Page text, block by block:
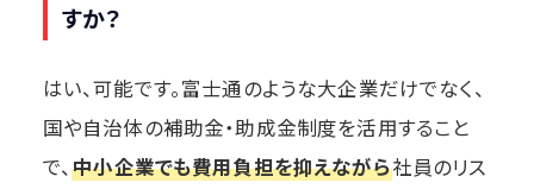
すか？
はい、可能です。富士通のような大企業だけでなく、
国や自治体の補助金・助成金制度を活用すること
で、中小企業でも費用負担を抑えながら社員のリス